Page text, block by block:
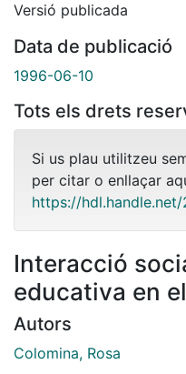
Versió publicada
Data de publicació
1996-06-10
Tots els drets
Si us plau utilitzeu
per citar o enllaçar
https://
Interacció
educativa en
Autors
Colomina, Rosa